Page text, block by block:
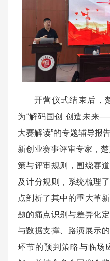
开营仪式结束后，
为“解码国创 创造未来
大赛解读”的专题辅导报
新创业赛事评审专家，
策与评审规则，围绕赛
及计分规则，系统梳理
点剖析了其中的重大革
题的痛点识别与差异化
与数据支撑、路演展示
环节的预判策略与临场